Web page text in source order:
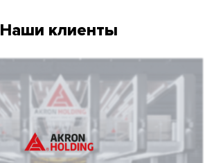
Наши клиенты